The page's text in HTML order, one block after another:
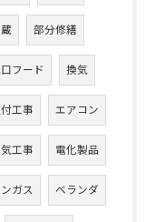
蔵 部分修繕
フード 換気
工事 エアコン
工事 電化製品
ガス ベランダ